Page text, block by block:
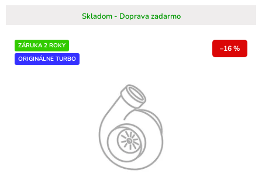
Skladom - Doprava zadarmo
ZÁRUKA 2 ROKY
ORIGINÁLNE TURBO
–16 %